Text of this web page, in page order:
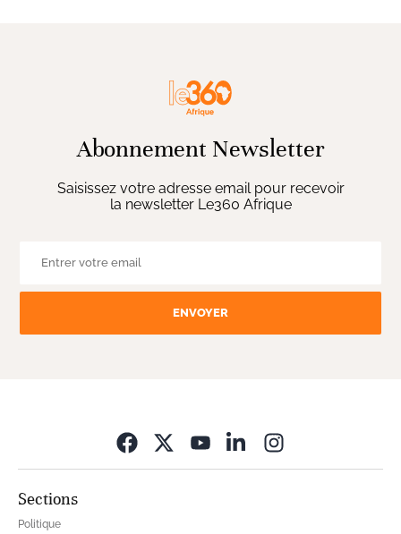
Abonnement Newsletter
Saisissez votre adresse email pour recevoir
la newsletter Le360 Afrique
ENVOYER
Sections
Politique